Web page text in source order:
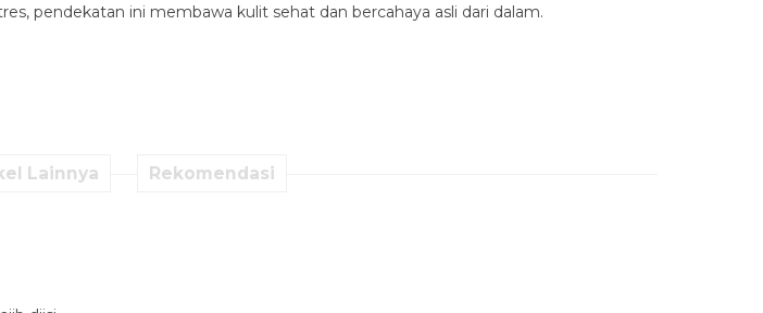
pendekatan ini membawa kulit sehat dan bercahaya asli dari dalam.
Lainnya Rekomendasi